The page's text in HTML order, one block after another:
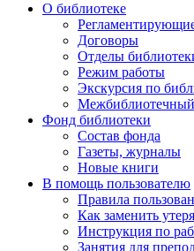
О библиотеке
Договоры
Отделы
Режим работы
Экскурсия по
Фонд библиотеки
Состав фонда
Газеты, журналы
Новые книги
В помощь пользователю
Правила
Как заменить
Инструкция по
Занятия для